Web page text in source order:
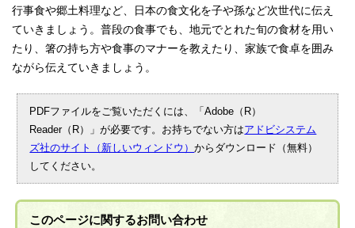
行事食や郷土料理など、日本の食文化を子や孫など次世代に伝え
ていきましょう。普段の食事でも、地元でとれた旬の食材を用い
たり、箸の持ち方や食事のマナーを教えたり、家族で食卓を囲み
ながら伝えていきましょう。
PDFファイルをご覧いただくには、「Adobe（R）
Reader（R）」が必要です。お持ちでない方はアドビシステム
ズ社のサイト（新しいウィンドウ）からダウンロード（無料）
してください。
このページに関するお問い合わせ